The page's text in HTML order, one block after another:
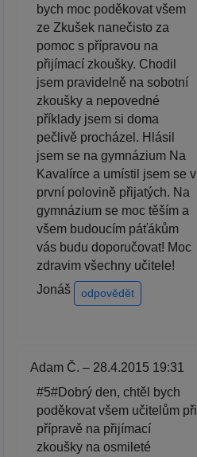
bych moc poděkovat všem
ze Zkušek nanečisto za
pomoc s přípravou na
přijímací zkoušky. Chodil
jsem pravidelně na sobotní
zkoušky a nepovedné
příklady jsem si doma
pečlivě procházel. Hlásil
jsem se na gymnázium Na
Kavalírce a umístil jsem se v
první polovině přijatých. Na
gymnázium se moc těším a
všem budoucím páťákům
vás budu doporučovat! Moc
zdravim všechny učitele!
Jonáš
odpovědět
Adam Č. – 28.4.2015 19:31
#5#Dobrý den, chtěl bych
poděkovat všem učitelům při
přípravě na přijímací
zkoušky na osmileté